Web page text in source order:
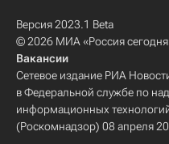
Версия 2023.1 Beta
© 2026 МИА «Россия
Вакансии
Сетевое издание РИА
в Федеральной службе по
информационных
(Роскомнадзор) 08 апреля